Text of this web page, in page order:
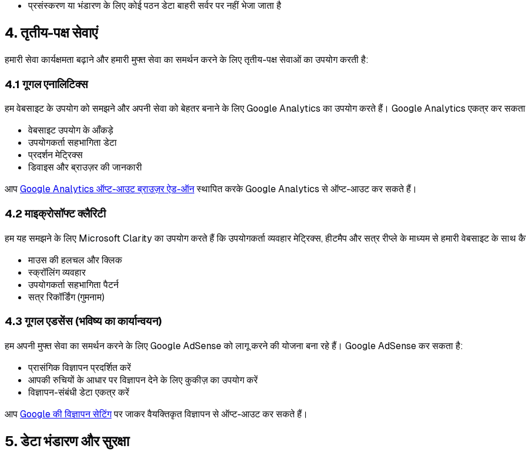
प्रसंस्करण या भंडारण के लिए कोई पठन डेटा बाहरी सर्वर पर नहीं भेजा जाता है
4. तृतीय-पक्ष सेवाएं
हमारी सेवा कार्यक्षमता बढ़ाने और हमारी मुफ्त सेवा का समर्थन करने के लिए तृतीय-पक्ष सेवाओं का उपयोग करती है:
4.1 गूगल एनालिटिक्स
हम वेबसाइट के उपयोग को समझने और अपनी सेवा को बेहतर बनाने के लिए Google Analytics का उपयोग करते हैं। Google Analytics एकत्र कर
वेबसाइट उपयोग के आँकड़े
उपयोगकर्ता सहभागिता डेटा
प्रदर्शन मेट्रिक्स
डिवाइस और ब्राउज़र की जानकारी
आपGoogle Analytics ऑप्ट-आउट ब्राउज़र ऐड-ऑनस्थापित करके Google Analytics से ऑप्ट-आउट कर सकते हैं।
4.2 माइक्रोसॉफ्ट क्लैरिटी
हम यह समझने के लिए Microsoft Clarity का उपयोग करते हैं कि उपयोगकर्ता व्यवहार मेट्रिक्स, हीटमैप और सत्र रीप्ले के माध्यम से हमारी वेबसाइट के
माउस की हलचल और क्लिक
स्क्रॉलिंग व्यवहार
उपयोगकर्ता सहभागिता पैटर्न
सत्र रिकॉर्डिंग (गुमनाम)
4.3 गूगल एडसेंस (भविष्य का कार्यान्वयन)
हम अपनी मुफ्त सेवा का समर्थन करने के लिए Google AdSense को लागू करने की योजना बना रहे हैं। Google AdSense कर सकता है:
प्रासंगिक विज्ञापन प्रदर्शित करें
आपकी रुचियों के आधार पर विज्ञापन देने के लिए कुकीज़ का उपयोग करें
विज्ञापन-संबंधी डेटा एकत्र करें
आपGoogle की विज्ञापन सेटिंगपर जाकर वैयक्तिकृत विज्ञापन से ऑप्ट-आउट कर सकते हैं।
5. डेटा भंडारण और सुरक्षा